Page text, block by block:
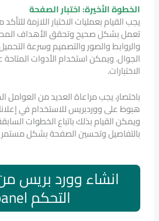
الخطوة الأخيرة: اختبار الصفحة
يجب القيام بعمليات الاختبار اللازمة
تعمل بشكل صحيح وتحقق الأهداف
والروابط والصور والتصميم وسرعة
الجوال. ويمكن استخدام الأدوات المتاحة
الاختبارات.
باختصار، يجب مراعاة العديد من
هبوط على ووردبريس للاستخدام في
ويمكن القيام بذلك باتباع الخطوات
بالتفاصيل وتحسين الصفحة بشكل مستمر
انشاء وورد بريس
التحكم Cpanel